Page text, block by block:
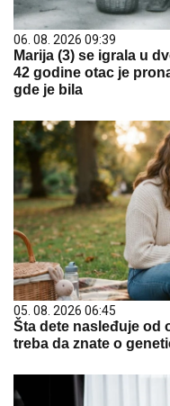
06. 08. 2026 09:39
Marija (3) se igrala u
42 godine otac je
gde je bila
05. 08. 2026 06:45
Šta dete nasleđuje od
treba da znate o